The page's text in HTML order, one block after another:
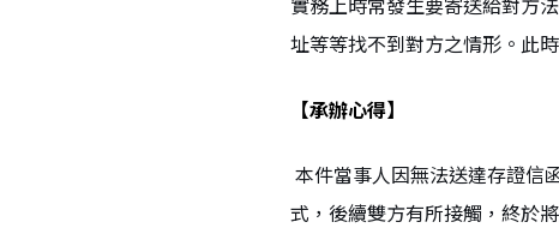
址等等找不到對方之情形。此
【承辦心得】
本件當事人因無法送達存證信
式，後續雙方有所接觸，終於